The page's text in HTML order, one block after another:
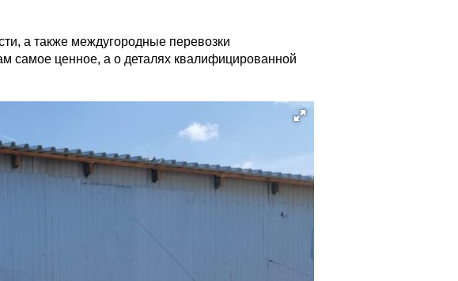
а также междугородные перевозки
самое ценное, а о деталях квалифицированной